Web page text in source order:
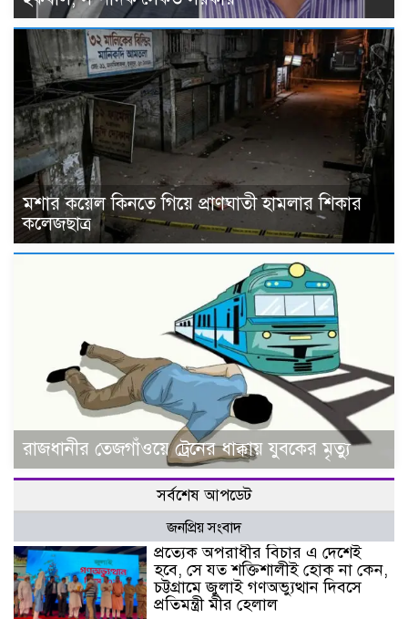
মশার কয়েল কিনতে গিয়ে প্রাণঘাতী হামলার শিকার
কলেজছাত্র
রাজধানীর তেজগাঁওয়ে ট্রেনের ধাক্কায় যুবকের মৃত্যু
সর্বশেষ আপডেট
জনপ্রিয় সংবাদ
প্রত্যেক অপরাধীর বিচার এ দেশেই
হবে, সে যত শক্তিশালীই হোক না কেন,
চট্টগ্রামে জুলাই গণঅভ্যুত্থান দিবসে
প্রতিমন্ত্রী মীর হেলাল